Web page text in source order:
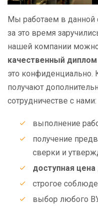
Мы работаем в данной
за это время
нашей компании
качественный
это конфиденциально.
получают
сотрудничестве с нами:
выполнение
получение
сверки и
доступная
строгое
выбор любого